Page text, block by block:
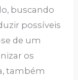
buscando
possíveis
de um
os
também